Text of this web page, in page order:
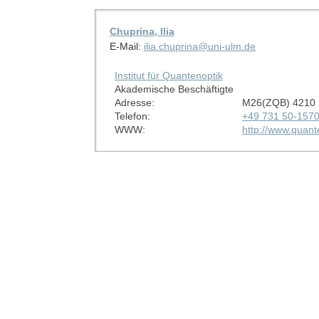
Chuprina, Ilia
E-Mail: ilia.chuprina@uni-ulm.de
Institut für Quantenoptik
Akademische Beschäftigte
Adresse:
M26(ZQB) 4210
Telefon:
+49 731 50-
WWW:
http://